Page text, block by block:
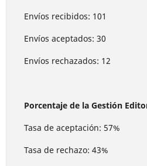
Envíos recibidos: 101
Envíos aceptados: 30
Envíos rechazados: 12
Porcentaje de la Gestión
Tasa de aceptación: 57%
Tasa de rechazo: 43%